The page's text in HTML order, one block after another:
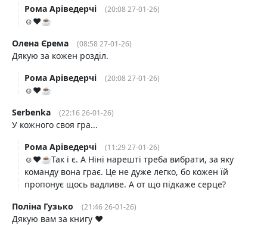
Рома Аріведерчі
(20:08 27-01-26)
☺️❤️☕️
Олена Єрема
(08:58 27-01-26)
Дякую за кожен розділ.
Рома Аріведерчі
(20:08 27-01-26)
☺️❤️☕️
Serbenka
(22:16 26-01-26)
У кожного своя гра...
Рома Аріведерчі
(11:29 27-01-26)
☺️❤️☕️Так і є. А Ніні нарешті треба вибрати, за яку
команду вона грає. Це не дуже легко, бо кожен їй
пропонує щось вадливе. А от що підкаже серце?
Поліна Гузько
(21:46 26-01-26)
Дякую вам за книгу ♥️